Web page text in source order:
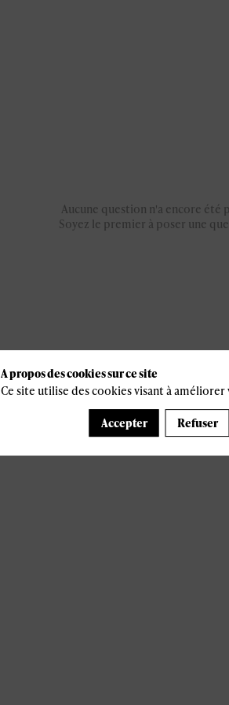
Aucune question n'a encore été
Soyez le premier à poser une
A propos des cookies sur ce site
Ce site utilise des cookies visant à
Accepter Refuser